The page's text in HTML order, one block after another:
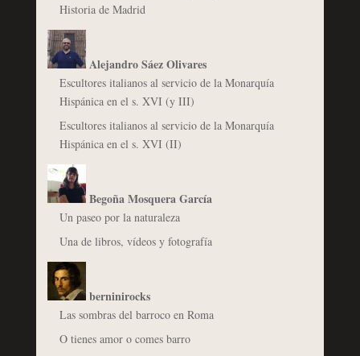
Historia de Madrid
Alejandro Sáez Olivares
Escultores italianos al servicio de la Monarquía
Hispánica en el s. XVI (y III)
Escultores italianos al servicio de la Monarquía
Hispánica en el s. XVI (II)
Begoña Mosquera García
Un paseo por la naturaleza
Una de libros, vídeos y fotografía
berninirocks
Las sombras del barroco en Roma
O tienes amor o comes barro